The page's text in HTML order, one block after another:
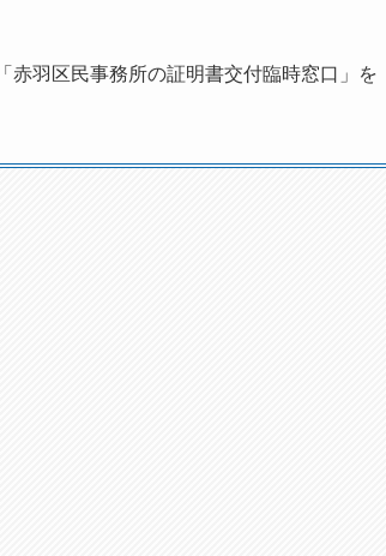
赤羽区民事務所の証明書交付臨時窓口」を